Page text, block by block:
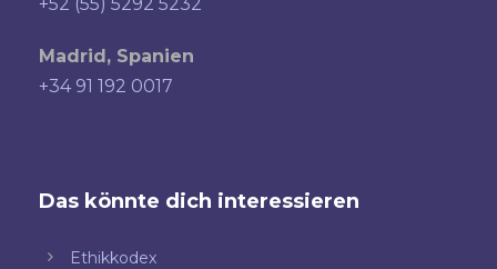
Madrid, Spanien
+34 91 192 0017
Das könnte dich interessieren
Ethikkodex